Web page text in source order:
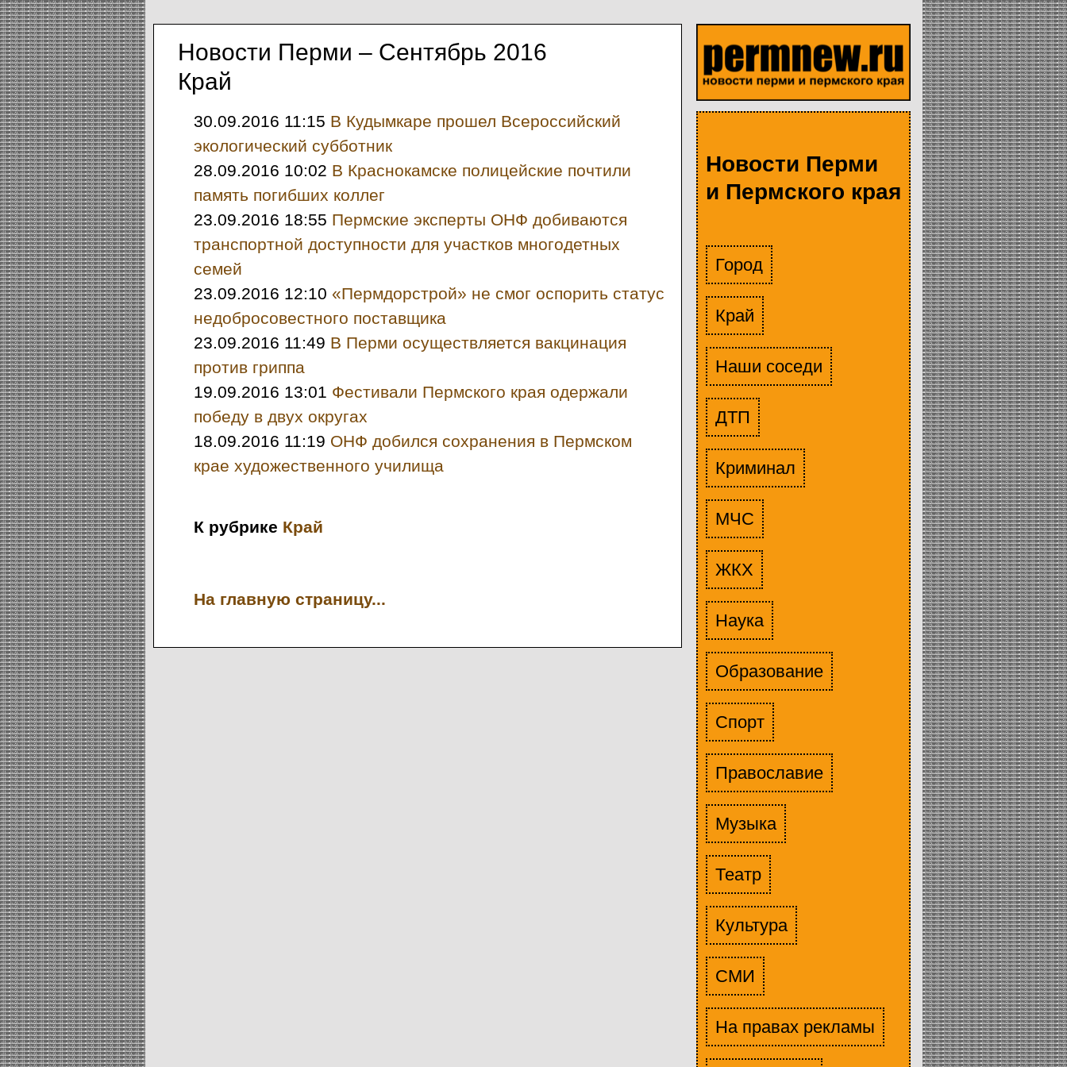
Новости Перми
и Пермского края
Город
Край
Наши соседи
ДТП
Криминал
МЧС
ЖКХ
Наука
Образование
Спорт
Православие
Музыка
Театр
Культура
СМИ
На правах рекламы
Новости Перми – Сентябрь 2016
Край
30.09.2016 11:15 В Кудымкаре прошел Всероссийский
экологический субботник
28.09.2016 10:02 В Краснокамске полицейские почтили
память погибших коллег
23.09.2016 18:55 Пермские эксперты ОНФ добиваются
транспортной доступности для участков многодетных
семей
23.09.2016 12:10 «Пермдорстрой» не смог оспорить статус
недобросовестного поставщика
23.09.2016 11:49 В Перми осуществляется вакцинация
против гриппа
19.09.2016 13:01 Фестивали Пермского края одержали
победу в двух округах
18.09.2016 11:19 ОНФ добился сохранения в Пермском
крае художественного училища
К рубрике Край
На главную страницу...